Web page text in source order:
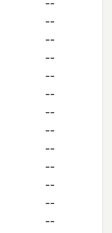
--
--
--
--
--
--
--
--
--
--
--
--
--